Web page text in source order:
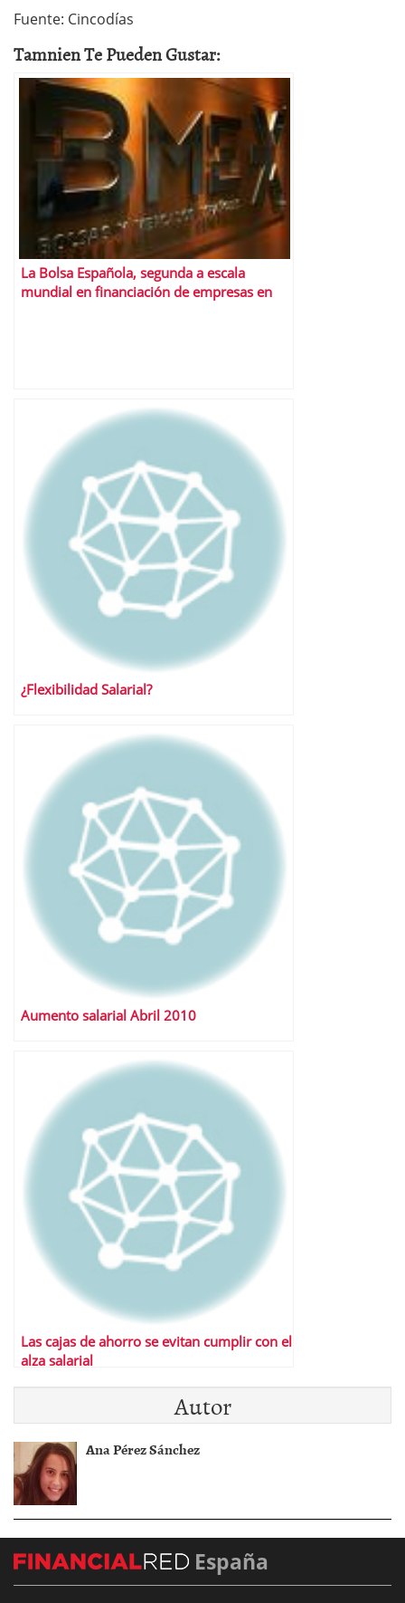
Fuente: Cincodías
Tamnien Te Pueden Gustar:
La Bolsa Española, segunda a escala
mundial en financiación de empresas en
¿Flexibilidad Salarial?
Aumento salarial Abril 2010
Las cajas de ahorro se evitan cumplir con el
alza salarial
Autor
Ana Pérez Sánchez
España